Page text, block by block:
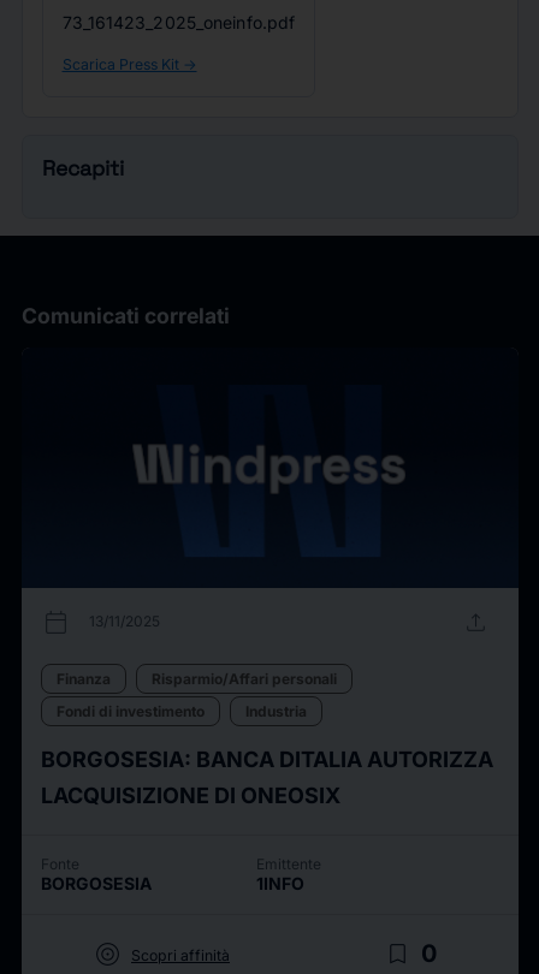
73_161423_2025_oneinfo.pdf
Scarica Press Kit ->
Recapiti
Comunicati correlati
calendar_today 13/11/2025 upload
Finanza
Risparmio/Affari personali
Fondi di investimento
Industria
BORGOSESIA: BANCA DITALIA AUTORIZZA
LACQUISIZIONE DI ONEOSIX
Fonte
BORGOSESIA
Emittente
1INFO
target Scopri affinità bookmark_border 0